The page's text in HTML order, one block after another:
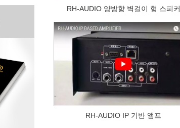
RH-AUDIO 양방향 벽걸이 형 스피커
RH-AUDIO IP 기반 앰프